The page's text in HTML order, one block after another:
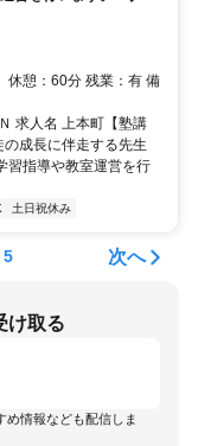
学習管理や面談を進め
休憩：60分 残業：有 備
求人名 上本町【塾講
成長に伴走する先生
習指導や教室運営を行
土日祝休み
5 次へ
け取る
め情報なども配信しま